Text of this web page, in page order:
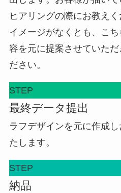
ヒアリングの際にお教え
イメージがなくとも、こ
容を元に提案させていた
ださい。
STEP
最終データ提出
ラフデザインを元に作成
たします。
STEP
納品